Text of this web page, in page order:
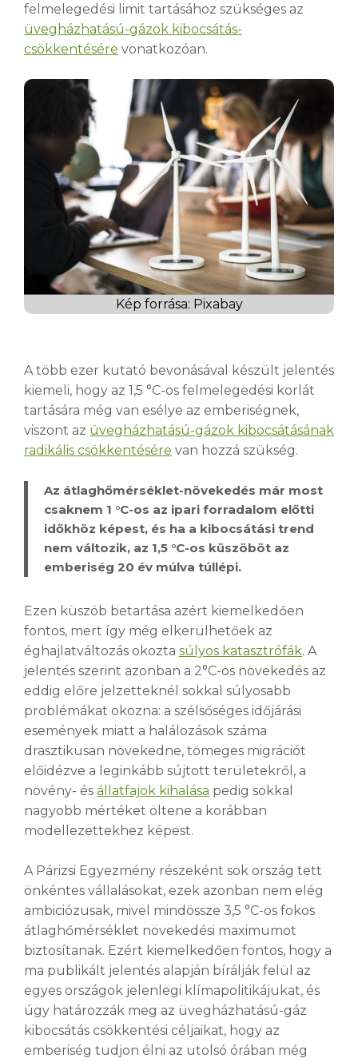
felmelegedési limit tartásához szükséges az
üvegházhatású-gázok kibocsátás-
csökkentésére vonatkozóan.
Kép forrása: Pixabay
A több ezer kutató bevonásával készült jelentés
kiemeli, hogy az 1,5 °C-os felmelegedési korlát
tartására még van esélye az emberiségnek,
viszont az üvegházhatású-gázok kibocsátásának
radikális csökkentésére van hozzá szükség.
Az átlaghőmérséklet-növekedés már most
csaknem 1 °C-os az ipari forradalom előtti
időkhöz képest, és ha a kibocsátási trend
nem változik, az 1,5 °C-os küszöböt az
emberiség 20 év múlva túllépi.
Ezen küszöb betartása azért kiemelkedően
fontos, mert így még elkerülhetőek az
éghajlatváltozás okozta súlyos katasztrófák. A
jelentés szerint azonban a 2°C-os növekedés az
eddig előre jelzetteknél sokkal súlyosabb
problémákat okozna: a szélsőséges időjárási
események miatt a halálozások száma
drasztikusan növekedne, tömeges migrációt
előidézve a leginkább sújtott területekről, a
növény- és állatfajok kihalása pedig sokkal
nagyobb mértéket öltene a korábban
modellezettekhez képest.
A Párizsi Egyezmény részeként sok ország tett
önkéntes vállalásokat, ezek azonban nem elég
ambiciózusak, mivel mindössze 3,5 °C-os fokos
átlaghőmérséklet növekedési maximumot
biztosítanak. Ezért kiemelkedően fontos, hogy a
ma publikált jelentés alapján bírálják felül az
egyes országok jelenlegi klímapolitikájukat, és
úgy határozzák meg az üvegházhatású-gáz
kibocsátás csökkentési céljaikat, hogy az
emberiség tudjon élni az utolsó órában még